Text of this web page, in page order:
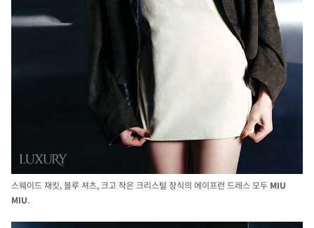
스웨이드 재킷, 블루 셔츠, 크고 작은 크리스털 장식의 에이프런 드레스 모두 MIU
MIU.